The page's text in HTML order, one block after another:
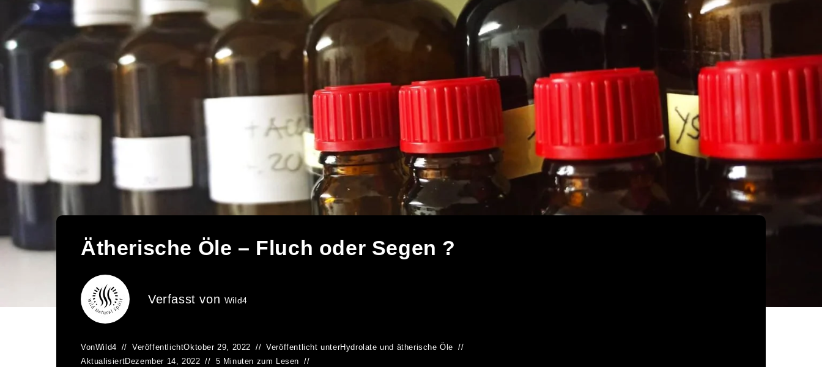
Ätherische Öle – Fluch oder Segen ?
Verfasst von Wild4
VonWild4 VeröffentlichtOktober 29, 2022 Veröffentlicht unterHydrolate und ätherische Öle
AktualisiertDezember 14, 2022
5 Minuten zum Lesen